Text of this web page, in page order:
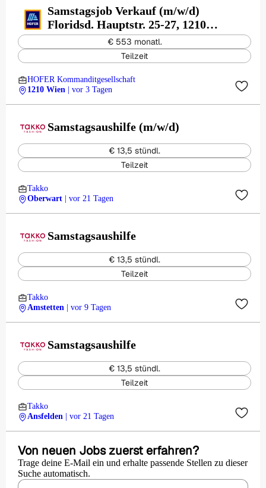
Samstagsjob Verkauf (m/w/d)
Floridsd. Hauptstr. 25-27, 1210
Wien
€ 553 monatl.
Teilzeit
HOFER Kommanditgesellschaft
1210 Wien
| vor 3 Tagen
Samstagsaushilfe (m/w/d)
€ 13,5 stündl.
Teilzeit
Takko
Oberwart
| vor 21 Tagen
Samstagsaushilfe
€ 13,5 stündl.
Teilzeit
Takko
Amstetten
| vor 9 Tagen
Samstagsaushilfe
€ 13,5 stündl.
Teilzeit
Takko
Ansfelden
| vor 21 Tagen
Von neuen Jobs zuerst erfahren?
Trage deine E-Mail ein und erhalte passende Stellen zu dieser
Suche automatisch.